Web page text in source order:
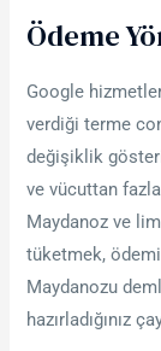
Ödeme
Google
verdiği terme
değişiklik
ve vücuttan fazla
Maydanoz ve
tüketmek,
Maydanozu
hazırladığınız